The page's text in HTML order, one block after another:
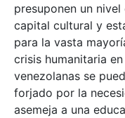
presuponen un
capital cultural y
para la vasta
crisis humanitaria
venezolanas se
forjado por la
asemeja a una